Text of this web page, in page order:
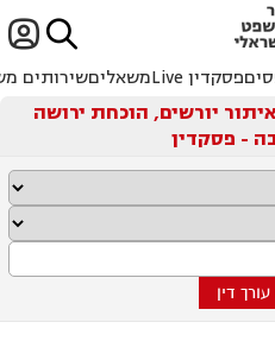
ﱐ
פסקדין Live משאליםשירותים
יורשים, הוכחת ירושה
- פסקדין
דין